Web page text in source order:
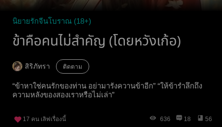
นิยายรักจีนโบราณ (18+)
ข้าคือคนไม่สำคัญ (โดยหวังเก้อ)
สิริภัทรา ติดตาม
“ข้าหาใช่คนรักของท่าน อย่ามารังควานข้าอีก” “ให้ข้ารำลึกถึง
ความหลังของสองเราหรือไม่เล่า”
17 คน เลิฟเรื่องนี้ 636 18 56